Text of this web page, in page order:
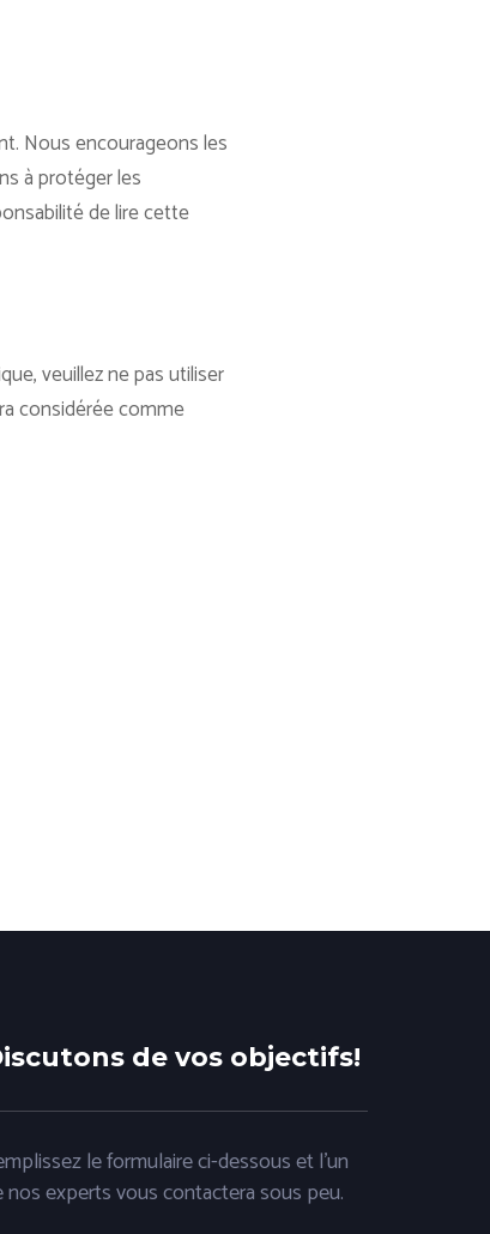
Nous encourageons les
à protéger les
de lire cette
veuillez ne pas utiliser
considérée comme
de vos objectifs!
le formulaire ci-dessous et l'un
nos experts vous contactera sous peu.